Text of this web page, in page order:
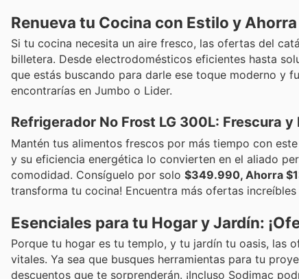
Renueva tu Cocina con Estilo y
Si tu cocina necesita un aire fresco, las ofertas del
billetera. Desde electrodomésticos eficientes hasta
que estás buscando para darle ese toque moderno y
encontrarías en Jumbo o Lider.
Refrigerador No Frost LG 300L: Frescura
Mantén tus alimentos frescos por más tiempo con
y su eficiencia energética lo convierten en el aliado
comodidad. Consíguelo por solo $349.990, Ahorra
transforma tu cocina! Encuentra más ofertas
Esenciales para tu Hogar y Jardín:
Porque tu hogar es tu templo, y tu jardín tu oasis, las
vitales. Ya sea que busques herramientas para tu
descuentos que te sorprenderán. ¡Incluso Sodimac